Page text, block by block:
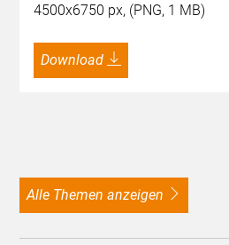
4500x6750 px, (PNG, 1 MB)
Download
alle Themen anzeigen